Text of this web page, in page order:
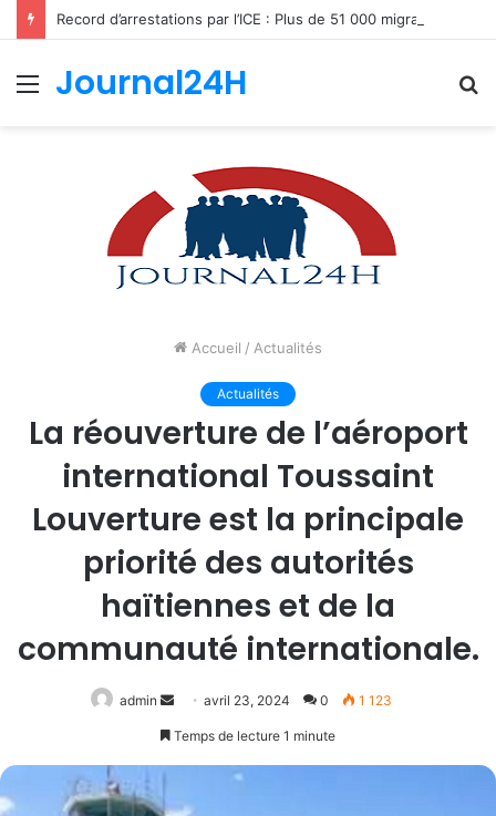
Menu
Journal24H
Accueil / Actualités
Actualités
La réouverture de l’aéroport
international Toussaint
Louverture est la principale
priorité des autorités
haïtiennes et de la
communauté internationale.
admin
Envoyeravril 23, 2024 0 1 123
Temps de lecture 1 minute